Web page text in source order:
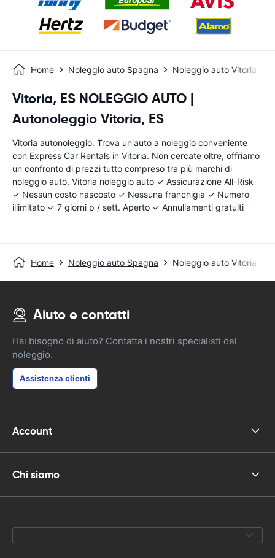
Home Noleggio auto Spagna Noleggio auto Vitoria
Vitoria, ES NOLEGGIO AUTO |
Autonoleggio Vitoria, ES
Vitoria autonoleggio. Trova un'auto a noleggio conveniente
con Express Car Rentals in Vitoria. Non cercate oltre, offriamo
un confronto di prezzi tutto compreso tra più marchi di
noleggio auto. Vitoria noleggio auto ✓ Assicurazione All-Risk
✓ Nessun costo nascosto ✓ Nessuna franchigia ✓ Numero
illimitato ✓ 7 giorni p / sett. Aperto ✓ Annullamenti gratuiti
Home Noleggio auto Spagna Noleggio auto Vitoria
Aiuto e contatti
Hai bisogno di aiuto? Contatta i nostri specialisti del
noleggio.
Assistenza clienti
Account
Chi siamo